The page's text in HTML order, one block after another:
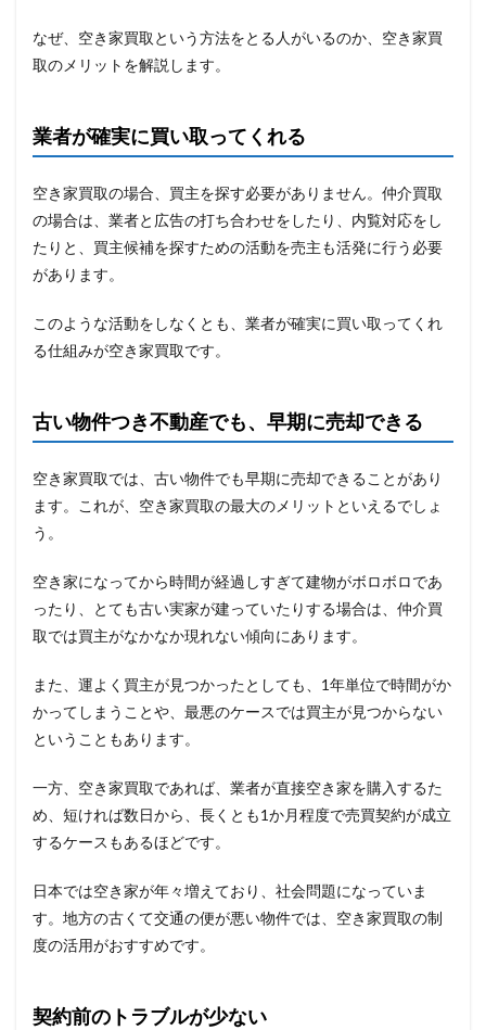
なぜ、空き家買取という方法をとる人がいるのか、空き家買
取のメリットを解説します。
業者が確実に買い取ってくれる
空き家買取の場合、買主を探す必要がありません。仲介買取
の場合は、業者と広告の打ち合わせをしたり、内覧対応をし
たりと、買主候補を探すための活動を売主も活発に行う必要
があります。
このような活動をしなくとも、業者が確実に買い取ってくれ
る仕組みが空き家買取です。
古い物件つき不動産でも、早期に売却できる
空き家買取では、古い物件でも早期に売却できることがあり
ます。これが、空き家買取の最大のメリットといえるでしょ
う。
空き家になってから時間が経過しすぎて建物がボロボロであ
ったり、とても古い実家が建っていたりする場合は、仲介買
取では買主がなかなか現れない傾向にあります。
また、運よく買主が見つかったとしても、1年単位で時間がか
かってしまうことや、最悪のケースでは買主が見つからない
ということもあります。
一方、空き家買取であれば、業者が直接空き家を購入するた
め、短ければ数日から、長くとも1か月程度で売買契約が成立
するケースもあるほどです。
日本では空き家が年々増えており、社会問題になっていま
す。地方の古くて交通の便が悪い物件では、空き家買取の制
度の活用がおすすめです。
契約前のトラブルが少ない